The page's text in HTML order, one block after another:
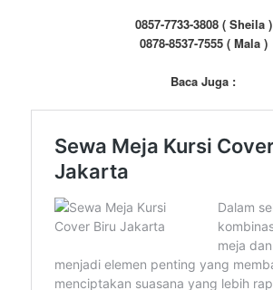
0857-7733-3808 ( Sheila )
0878-8537-7555 ( Mala )
Baca Juga :